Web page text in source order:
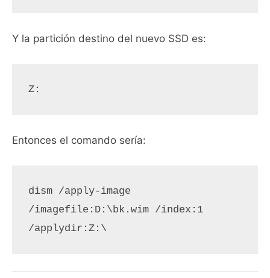
Y la partición destino del nuevo SSD es:
Z:
Entonces el comando sería:
dism /apply-image
/imagefile:D:\bk.wim /index:1
/applydir:Z:\